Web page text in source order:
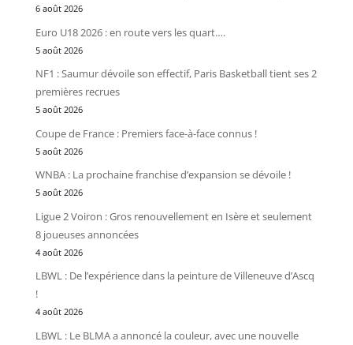
6 août 2026
Euro U18 2026 : en route vers les quart….
5 août 2026
NF1 : Saumur dévoile son effectif, Paris Basketball tient ses 2
premières recrues
5 août 2026
Coupe de France : Premiers face-à-face connus !
5 août 2026
WNBA : La prochaine franchise d’expansion se dévoile !
5 août 2026
Ligue 2 Voiron : Gros renouvellement en Isère et seulement
8 joueuses annoncées
4 août 2026
LBWL : De l’expérience dans la peinture de Villeneuve d’Ascq
!
4 août 2026
LBWL : Le BLMA a annoncé la couleur, avec une nouvelle